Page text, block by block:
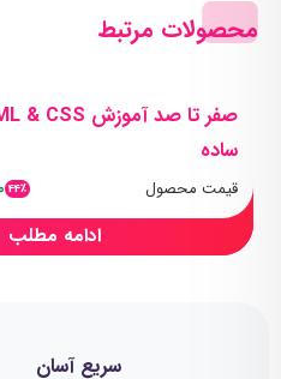
سریع آسان
محصولات مرتبط
ساده
قیمت محصول 44٪
ادامه مطلب